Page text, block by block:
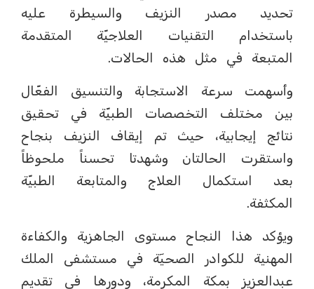
تحديد مصدر النزيف والسيطرة عليه
باستخدام التقنيات العلاجيّة المتقدمة
المتبعة في مثل هذه الحالات.
وأسهمت سرعة الاستجابة والتنسيق الفعّال
بين مختلف التخصصات الطبيّة في تحقيق
نتائج إيجابية، حيث تم إيقاف النزيف بنجاح
واستقرت الحالتان وشهدتا تحسناً ملحوظاً
بعد استكمال العلاج والمتابعة الطبيّة
المكثفة.
ويؤكد هذا النجاح مستوى الجاهزية والكفاءة
المهنية للكوادر الصحيٓة في مستشفى الملك
عبدالعزيز بمكة المكرمة، ودورها في تقديم